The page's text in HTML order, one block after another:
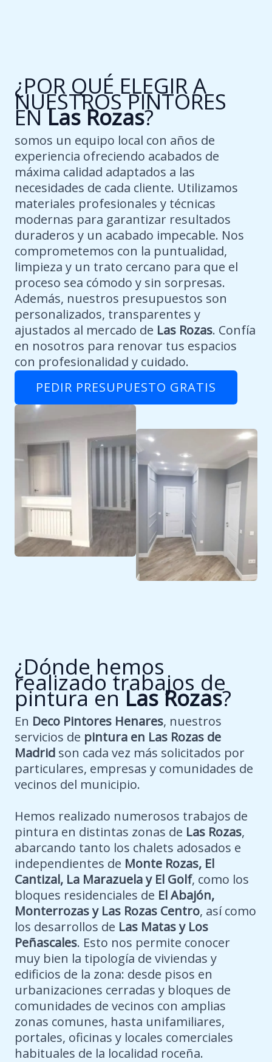
¿POR QUÉ ELEGIR A
NUESTROS PINTORES
ENLas Rozas?
somos un equipo local con años de
experiencia ofreciendo acabados de
máxima calidad adaptados a las
necesidades de cada cliente. Utilizamos
materiales profesionales y técnicas
modernas para garantizar resultados
duraderos y un acabado impecable. Nos
comprometemos con la puntualidad,
limpieza y un trato cercano para que el
proceso sea cómodo y sin sorpresas.
Además, nuestros presupuestos son
personalizados, transparentes y
ajustados al mercado de Las Rozas. Confía
en nosotros para renovar tus espacios
con profesionalidad y cuidado.
PEDIR PRESUPUESTO GRATIS
¿Dónde hemos
realizado trabajos de
pintura enLas Rozas?
En Deco Pintores Henares, nuestros
servicios de pintura en Las Rozas de
Madrid son cada vez más solicitados por
particulares, empresas y comunidades de
vecinos del municipio.
Hemos realizado numerosos trabajos de
pintura en distintas zonas de Las Rozas,
abarcando tanto los chalets adosados e
independientes de Monte Rozas, El
Cantizal, La Marazuela y El Golf, como los
bloques residenciales de El Abajón,
Monterrozas y Las Rozas Centro, así como
los desarrollos de Las Matas y Los
Peñascales. Esto nos permite conocer
muy bien la tipología de viviendas y
edificios de la zona: desde pisos en
urbanizaciones cerradas y bloques de
comunidades de vecinos con amplias
zonas comunes, hasta unifamiliares,
portales, oficinas y locales comerciales
habituales de la localidad roceña.